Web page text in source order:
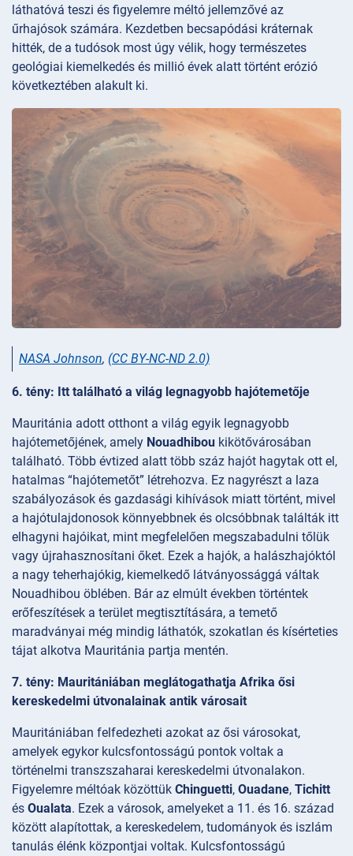
láthatóvá teszi és figyelemre méltó jellemzővé az
űrhajósok számára. Kezdetben becsapódási kráternak
hitték, de a tudósok most úgy vélik, hogy természetes
geológiai kiemelkedés és millió évek alatt történt erózió
következtében alakult ki.
NASA Johnson, (CC BY-NC-ND 2.0)
6. tény: Itt található a világ legnagyobb hajótemetője
Mauritánia adott otthont a világ egyik legnagyobb
hajótemetőjének, amely Nouadhibou kikötővárosában
található. Több évtized alatt több száz hajót hagytak ott el,
hatalmas “hajótemetőt” létrehozva. Ez nagyrészt a laza
szabályozások és gazdasági kihívások miatt történt, mivel
a hajótulajdonosok könnyebbnek és olcsóbbnak találták itt
elhagyni hajóikat, mint megfelelően megszabadulni tőlük
vagy újrahasznosítani őket. Ezek a hajók, a halászhajóktól
a nagy teherhajókig, kiemelkedő látványossággá váltak
Nouadhibou öblében. Bár az elmúlt években történtek
erőfeszítések a terület megtisztítására, a temető
maradványai még mindig láthatók, szokatlan és kísérteties
tájat alkotva Mauritánia partja mentén.
7. tény: Mauritániában meglátogathatja Afrika ősi
kereskedelmi útvonalainak antik városait
Mauritániában felfedezheti azokat az ősi városokat,
amelyek egykor kulcsfontosságú pontok voltak a
történelmi transzszaharai kereskedelmi útvonalakon.
Figyelemre méltóak közöttük Chinguetti, Ouadane, Tichitt
és Oualata. Ezek a városok, amelyeket a 11. és 16. század
között alapítottak, a kereskedelem, tudományok és iszlám
tanulás élénk központjai voltak. Kulcsfontosságú